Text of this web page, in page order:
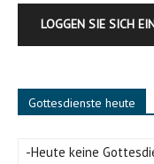
LOGGEN SIE SICH
Gottesdienste heute
-Heute keine